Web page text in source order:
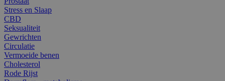
Stress en Slaap
CBD
Seksualiteit
Gewrichten
Circulatie
Vermoeide benen
Cholesterol
Rode Rijst